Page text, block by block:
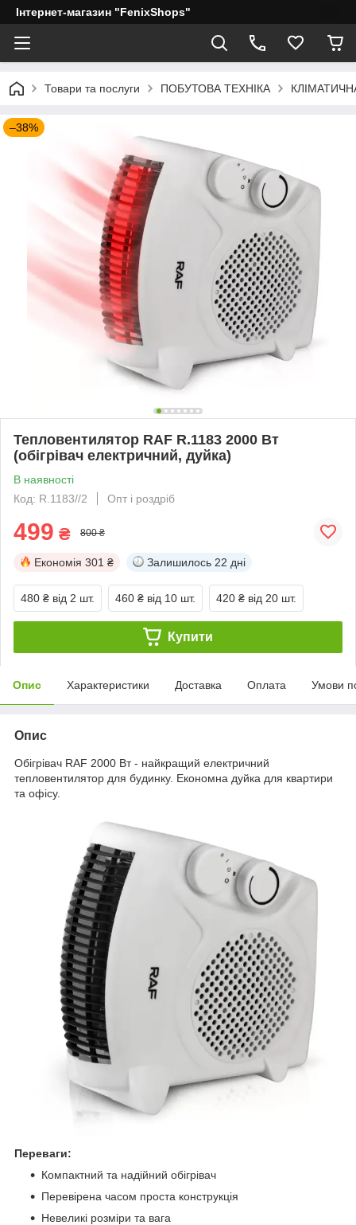
Інтернет-магазин "FenixShops"
Товари та послуги ПОБУТОВА ТЕХНІКА
–38%
Тепловентилятор RAF R.1183 2000 Вт
(обігрівач електричний, дуйка)
В наявності
Код: R.1183//2
Опт і роздріб
499 ₴ 800 ₴
Економія 301 ₴ Залишилось 22 дні
480 ₴ від 2 шт. 460 ₴ від 10 шт. 420 ₴ від 20 шт.
Купити
Опис Характеристики Доставка Оплата Умови
Опис
Обігрівач RAF 2000 Вт - найкращий електричний
тепловентилятор для будинку. Економна дуйка для квартири
та офісу.
Переваги:
Компактний та надійний обігрівач
Перевірена часом проста конструкція
Невеликі розміри та вага